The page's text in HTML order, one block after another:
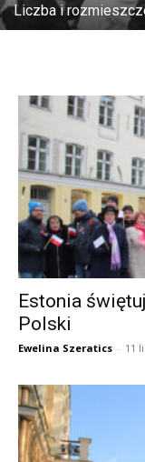
Liczba i
Estonia
Polski
Ewelina Szeratics - 11